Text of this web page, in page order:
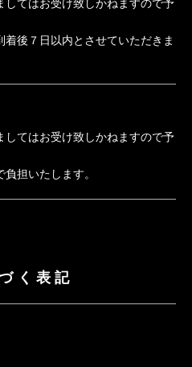
後７日以内とさせていただきま
てはお受け致しかねますので予
担いたします。
く表記